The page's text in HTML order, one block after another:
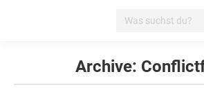
Search:
Archive: